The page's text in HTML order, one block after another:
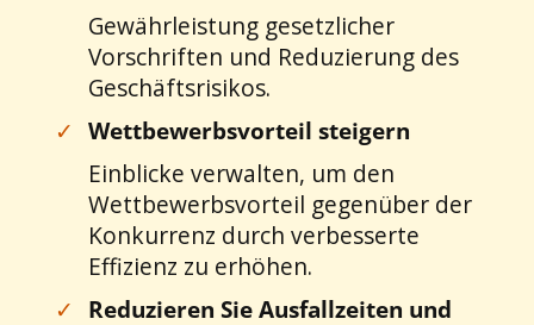
Gewährleistung gesetzlicher
Vorschriften und Reduzierung des
Geschäftsrisikos.
✓ Wettbewerbsvorteil steigern
Einblicke verwalten, um den
Wettbewerbsvorteil gegenüber der
Konkurrenz durch verbesserte
Effizienz zu erhöhen.
✓
Reduzieren Sie Ausfallzeiten und